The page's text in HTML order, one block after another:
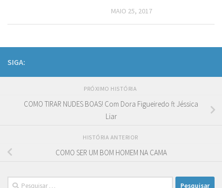
MAIO 25, 2017
SIGA:
PRÓXIMO HISTÓRIA
COMO TIRAR NUDES BOAS! Com Dora Figueiredo ft Jéssica
Liar
HISTÓRIA ANTERIOR
COMO SER UM BOM HOMEM NA CAMA
Pesquisar